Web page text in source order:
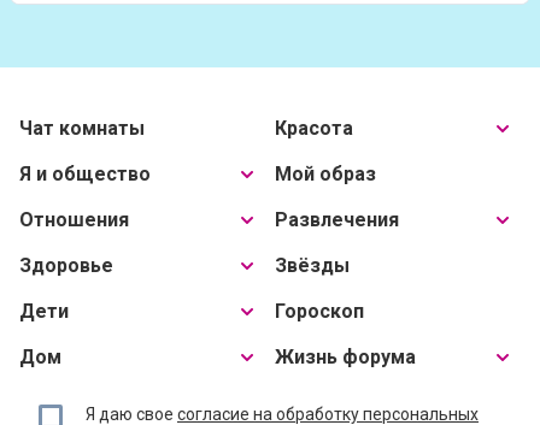
Чат комнаты
Я и общество
Отношения
Здоровье
Дети
Дом
Красота
Мой образ
Развлечения
Звёзды
Гороскоп
Жизнь форума
Я даю свое согласие на обработку персональных